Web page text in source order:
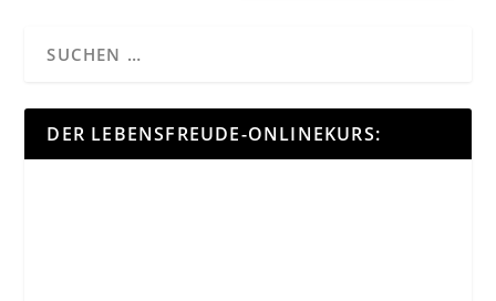
DER LEBENSFREUDE-ONLINEKURS: